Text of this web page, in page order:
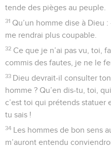
tende des pièges au peuple.
31 Qu’un homme dise à Dieu
me rendrai plus coupable.
32 Ce que je n’ai pas vu, toi,
commis des fautes, je ne le
33 Dieu devrait-il consulter
homme ? Qu’en dis-tu, toi,
c’est toi qui prétends statuer
tu sais !
34 Les hommes de bon sens
m’auront entendu